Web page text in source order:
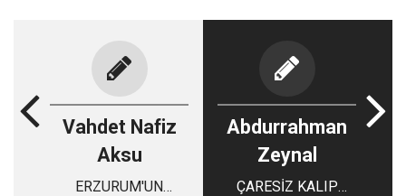
Vahdet Nafiz
Aksu
ERZURUM'UN
Abdurrahman
Zeynal
ÇARESİZ KALIP